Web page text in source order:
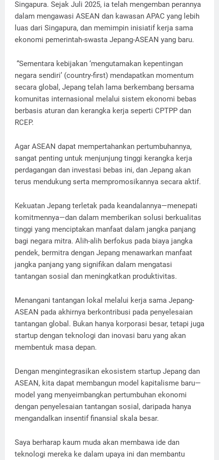
Singapura. Sejak Juli 2025, ia telah mengemban perannya
dalam mengawasi ASEAN dan kawasan APAC yang lebih
luas dari Singapura, dan memimpin inisiatif kerja sama
ekonomi pemerintah-swasta Jepang-ASEAN yang baru.
“Sementara kebijakan ‘mengutamakan kepentingan
negara sendiri’ (country-first) mendapatkan momentum
secara global, Jepang telah lama berkembang bersama
komunitas internasional melalui sistem ekonomi bebas
berbasis aturan dan kerangka kerja seperti CPTPP dan
RCEP.
Agar ASEAN dapat mempertahankan pertumbuhannya,
sangat penting untuk menjunjung tinggi kerangka kerja
perdagangan dan investasi bebas ini, dan Jepang akan
terus mendukung serta mempromosikannya secara aktif.
Kekuatan Jepang terletak pada keandalannya—menepati
komitmennya—dan dalam memberikan solusi berkualitas
tinggi yang menciptakan manfaat dalam jangka panjang
bagi negara mitra. Alih-alih berfokus pada biaya jangka
pendek, bermitra dengan Jepang menawarkan manfaat
jangka panjang yang signifikan dalam mengatasi
tantangan sosial dan meningkatkan produktivitas.
Menangani tantangan lokal melalui kerja sama Jepang-
ASEAN pada akhirnya berkontribusi pada penyelesaian
tantangan global. Bukan hanya korporasi besar, tetapi juga
startup dengan teknologi dan inovasi baru yang akan
membentuk masa depan.
Dengan mengintegrasikan ekosistem startup Jepang dan
ASEAN, kita dapat membangun model kapitalisme baru—
model yang menyeimbangkan pertumbuhan ekonomi
dengan penyelesaian tantangan sosial, daripada hanya
mengandalkan insentif finansial skala besar.
Saya berharap kaum muda akan membawa ide dan
teknologi mereka ke dalam upaya ini dan membantu